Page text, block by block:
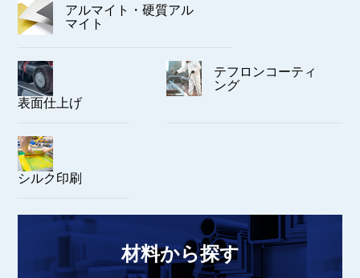
アルマイト・硬質アル
マイト
表面仕上げ
テフロンコーティ
ング
シルク印刷
材料から探す